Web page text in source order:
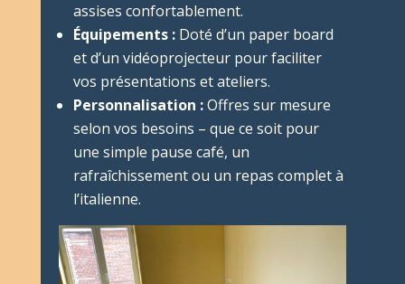
assises confortablement.
Équipements :Doté d’un paper board
et d’un vidéoprojecteur pour faciliter
vos présentations et ateliers.
Personnalisation :Offres sur mesure
selon vos besoins – que ce soit pour
une simple pause café, un
rafraîchissement ou un repas complet à
l’italienne.